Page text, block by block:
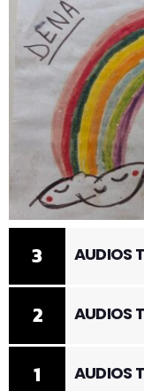
1 AUDIOS
2 AUDIOS
3 AUDIOS